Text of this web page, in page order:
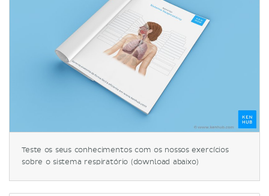
Teste os seus conhecimentos com os nossos exercícios
sobre o sistema respiratório (download abaixo)